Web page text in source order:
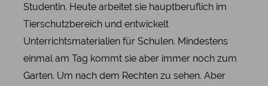
Studentin. Heute arbeitet sie hauptberuflich im
Tierschutzbereich und entwickelt
Unterrichtsmaterialien für Schulen. Mindestens
einmal am Tag kommt sie aber immer noch zum
Garten. Um nach dem Rechten zu sehen. Aber